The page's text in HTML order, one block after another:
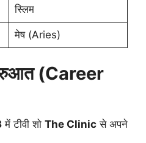
स्लिम
मेष (Aries)
(Career
में टीवी शो The Clinic से अपने